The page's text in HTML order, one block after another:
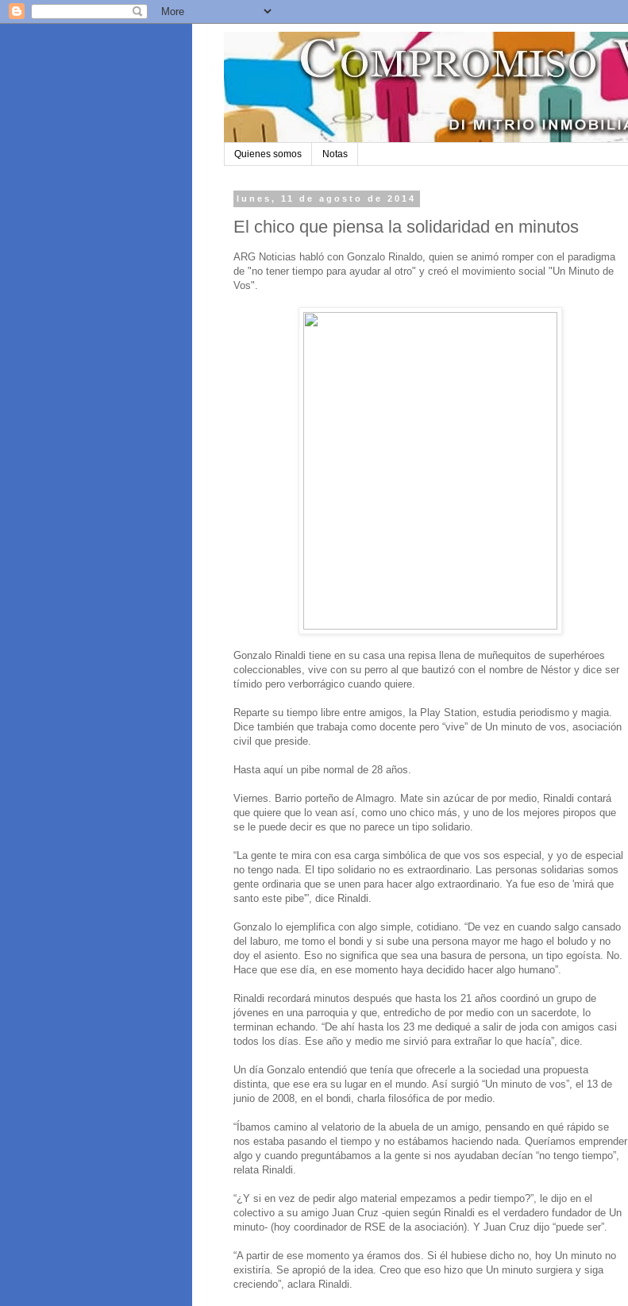
Quienes somos Notas
lunes, 11 de agosto de 2014
El chico que piensa la solidaridad en minutos
ARG Noticias habló con Gonzalo Rinaldo, quien se animó romper con el paradigma
de "no tener tiempo para ayudar al otro" y creó el movimiento social "Un Minuto de
Vos".
Gonzalo Rinaldi tiene en su casa una repisa llena de muñequitos de superhéroes
coleccionables, vive con su perro al que bautizó con el nombre de Néstor y dice ser
tímido pero verborrágico cuando quiere.
Reparte su tiempo libre entre amigos, la Play Station, estudia periodismo y magia.
Dice también que trabaja como docente pero “vive” de Un minuto de vos, asociación
civil que preside.
Hasta aquí un pibe normal de 28 años.
Viernes. Barrio porteño de Almagro. Mate sin azúcar de por medio, Rinaldi contará
que quiere que lo vean así, como uno chico más, y uno de los mejores piropos que
se le puede decir es que no parece un tipo solidario.
“La gente te mira con esa carga simbólica de que vos sos especial, y yo de especial
no tengo nada. El tipo solidario no es extraordinario. Las personas solidarias somos
gente ordinaria que se unen para hacer algo extraordinario. Ya fue eso de 'mirá que
santo este pibe'”, dice Rinaldi.
Gonzalo lo ejemplifica con algo simple, cotidiano. “De vez en cuando salgo cansado
del laburo, me tomo el bondi y si sube una persona mayor me hago el boludo y no
doy el asiento. Eso no significa que sea una basura de persona, un tipo egoísta. No.
Hace que ese día, en ese momento haya decidido hacer algo humano”.
Rinaldi recordará minutos después que hasta los 21 años coordinó un grupo de
jóvenes en una parroquia y que, entredicho de por medio con un sacerdote, lo
terminan echando. “De ahí hasta los 23 me dediqué a salir de joda con amigos casi
todos los días. Ese año y medio me sirvió para extrañar lo que hacía”, dice.
Un día Gonzalo entendió que tenía que ofrecerle a la sociedad una propuesta
distinta, que ese era su lugar en el mundo. Así surgió “Un minuto de vos”, el 13 de
junio de 2008, en el bondi, charla filosófica de por medio.
“Íbamos camino al velatorio de la abuela de un amigo, pensando en qué rápido se
nos estaba pasando el tiempo y no estábamos haciendo nada. Queríamos emprender
algo y cuando preguntábamos a la gente si nos ayudaban decían “no tengo tiempo”,
relata Rinaldi.
“¿Y si en vez de pedir algo material empezamos a pedir tiempo?”, le dijo en el
colectivo a su amigo Juan Cruz -quien según Rinaldi es el verdadero fundador de Un
minuto- (hoy coordinador de RSE de la asociación). Y Juan Cruz dijo “puede ser”.
“A partir de ese momento ya éramos dos. Si él hubiese dicho no, hoy Un minuto no
existiría. Se apropió de la idea. Creo que eso hizo que Un minuto surgiera y siga
creciendo”, aclara Rinaldi.